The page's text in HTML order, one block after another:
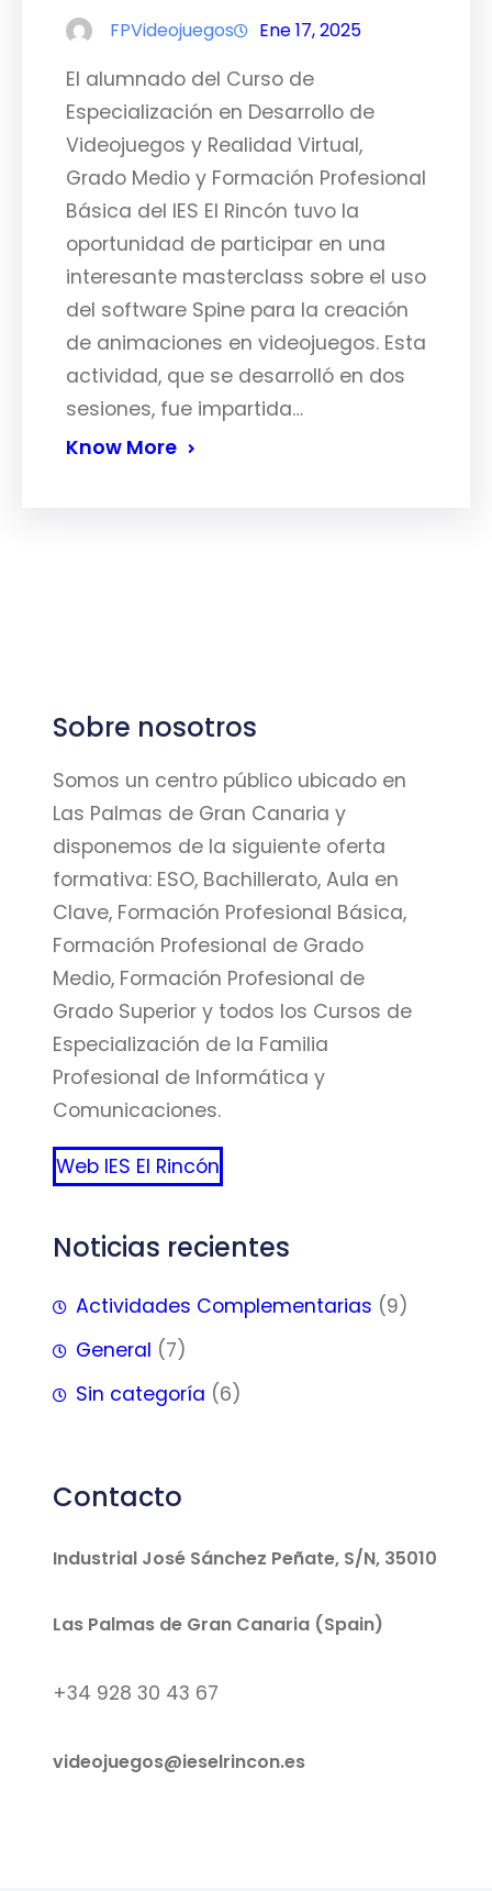
FPVideojuegos Ene 17, 2025
El alumnado del Curso de
Especialización en Desarrollo de
Videojuegos y Realidad Virtual,
Grado Medio y Formación Profesional
Básica del IES El Rincón tuvo la
oportunidad de participar en una
interesante masterclass sobre el uso
del software Spine para la creación
de animaciones en videojuegos. Esta
actividad, que se desarrolló en dos
sesiones, fue impartida…
Know More
Sobre nosotros
Somos un centro público ubicado en
Las Palmas de Gran Canaria y
disponemos de la siguiente oferta
formativa: ESO, Bachillerato, Aula en
Clave, Formación Profesional Básica,
Formación Profesional de Grado
Medio, Formación Profesional de
Grado Superior y todos los Cursos de
Especialización de la Familia
Profesional de Informática y
Comunicaciones.
Web IES El Rincón
Noticias recientes
Actividades Complementarias (9)
General (7)
Sin categoría (6)
Contacto
Industrial José Sánchez Peñate, S/N, 35010
Las Palmas de Gran Canaria (Spain)
+34 928 30 43 67
videojuegos@ieselrincon.es